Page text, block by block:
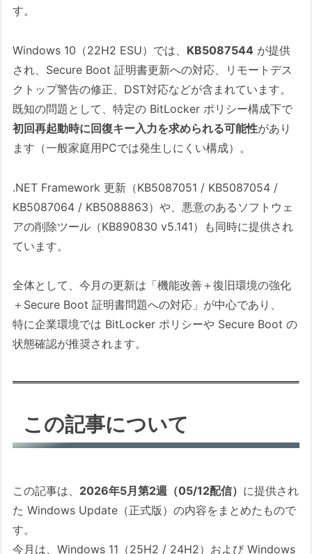
2.1. Windows 11 Version 25H2・24H2
2026-05 .NET Framework 3.5 およ
び 4.8.1 の累積的な更新プログラム
(x64 向け Windows 11, version
25H2 用) (KB5087051)
び 4.8.1 の累積的な更新プログラム
(x64 向け Windows 11, version
24H2 用) (KB5087054)
x64-based Systems (KB5089593)
■ この更新が行っていること
（概要）
■ 具体的にどんな改善なのか
■ 実務上のポイント
Windows 11, version 25H2 の累積更
新プログラム (KB5089549)
この更新プログラムに関する既
知の問題
適用で発生する可能性のある障
す。
Windows 10（22H2 ESU）では、 KB5087544 が提供
され、Secure Boot 証明書更新への対応、リモートデス
クトップ警告の修正、DST対応などが含まれています。
既知の問題として、特定の BitLocker ポリシー構成下で
初回再起動時に回復キー入力を求められる可能性があり
ます（一般家庭用PCでは発生しにくい構成）。
.NET Framework 更新（KB5087051 / KB5087054 /
KB5087064 / KB5088863）や、悪意のあるソフトウェ
アの削除ツール（KB890830 v5.141）も同時に提供され
ています。
全体として、今月の更新は「機能改善＋復旧環境の強化
＋Secure Boot 証明書問題への対応」が中心であり、
特に企業環境では BitLocker ポリシーや Secure Boot の
状態確認が推奨されます。
この記事について
この記事は、 2026年5月第2週（05/12配信） に提供され
た Windows Update（正式版）の内容をまとめたもので
す。
今月は、Windows 11（25H2 / 24H2）および Windows